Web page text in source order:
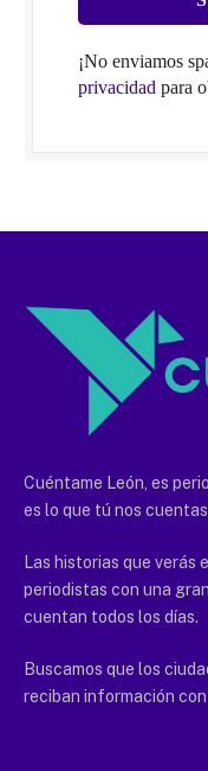
¡No enviamos
privacidad para
Cuéntame León, es
es lo que tú nos
Las historias que verás
periodistas con una
cuentan todos los días.
Buscamos que los
reciban información